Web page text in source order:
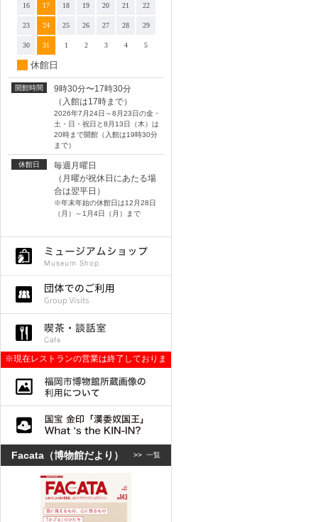
16 17 18 19 20 21 22
23 24 25 26 27 28 29
30 31 1 2 3 4 5
休館日
開館時間
9時30分〜17時30分
（入館は17時まで）
2026年7月24日～8月23日の金・
土・日・祝日と8月13日（木）は
20時まで開館（入館は19時30分
まで）
休館日
毎週月曜日
（月曜が祝休日にあたる場
合は翌平日）
※年末年始の休館日は12月28日
（月）～1月4日（月）まで
※現在レストランの営業は終了しておりま
Facata（博物館だより） >> 一覧